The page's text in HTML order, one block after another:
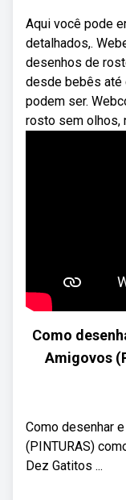
Aqui você pode
detalhados,.
desenhos de
desde bebês até
podem ser.
rosto sem olhos,
Como
Amigovos
Como desenhar
(PINTURAS)
Dez Gatitos ...